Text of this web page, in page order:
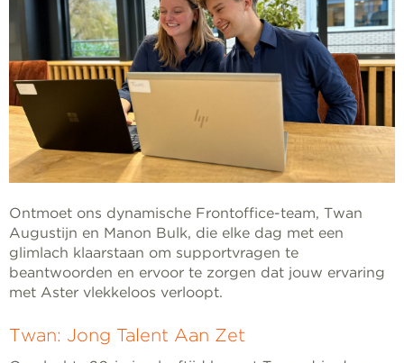
Ontmoet ons dynamische Frontoffice-team, Twan
Augustijn en Manon Bulk, die elke dag met een
glimlach klaarstaan om supportvragen te
beantwoorden en ervoor te zorgen dat jouw ervaring
met Aster vlekkeloos verloopt.
Twan: Jong Talent Aan Zet